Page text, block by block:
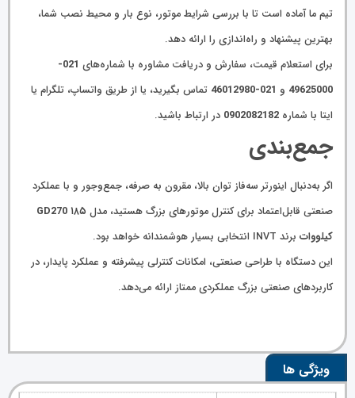
تیم ما آماده است تا با بررسی شرایط موتور، نوع بار و محیط نصب شما،
بهترین پیشنهاد و راه‌اندازی را ارائه دهد.
برای استعلام قیمت، سفارش و دریافت مشاوره با شماره‌های
021-
49625000 و 021-46012980
تماس بگیرید، یا از طریق واتساپ، تلگرام یا
ایتا با شماره 0902082182 در ارتباط باشید.
جمع‌بندی
اگر به‌دنبال اینورتر سه‌فاز توان بالا، مقرون به صرفه، جمع‌وجور و با عملکرد
صنعتی قابل‌اعتماد برای کنترل موتورهای بزرگ هستید، مدل GD270 ۱۸۵
کیلووات برند INVT انتخابی بسیار هوشمندانه خواهد بود.
این دستگاه با طراحی صنعتی، امکانات کنترلی پیشرفته و عملکرد پایدار، در
کاربردهای صنعتی بزرگ عملکردی ممتاز ارائه می‌دهد.
ویژگی ها